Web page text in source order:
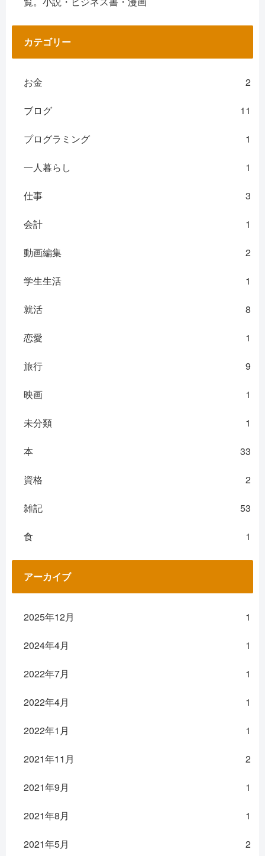
カテゴリー
お金 2
ブログ 11
プログラミング 1
一人暮らし 1
仕事 3
会計 1
動画編集 2
学生生活 1
就活 8
恋愛 1
旅行 9
映画 1
未分類 1
本 33
資格 2
雑記 53
食 1
アーカイブ
2025年12月 1
2024年4月 1
2022年7月 1
2022年4月 1
2022年1月 1
2021年11月 2
2021年9月 1
2021年8月 1
2021年5月 2